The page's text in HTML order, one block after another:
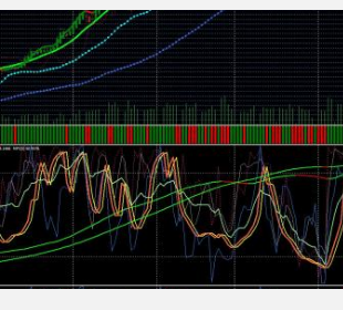
備忘録
動画 日本人村社会
検索